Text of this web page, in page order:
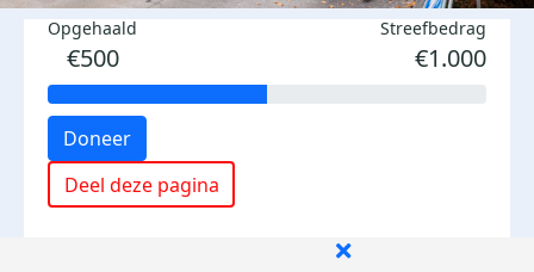
Opgehaald
€500
Streefbedrag
€1.000
Doneer
Deel deze pagina